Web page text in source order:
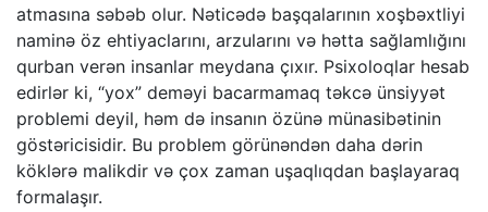
atmasına səbəb olur. Nəticədə başqalarının xoşbəxtliyi
naminə öz ehtiyaclarını, arzularını və hətta sağlamlığını
qurban verən insanlar meydana çıxır. Psixoloqlar hesab
edirlər ki, “yox” deməyi bacarmamaq təkcə ünsiyyət
problemi deyil, həm də insanın özünə münasibətinin
göstəricisidir. Bu problem görünəndən daha dərin
köklərə malikdir və çox zaman uşaqlıqdan başlayaraq
formalaşır.